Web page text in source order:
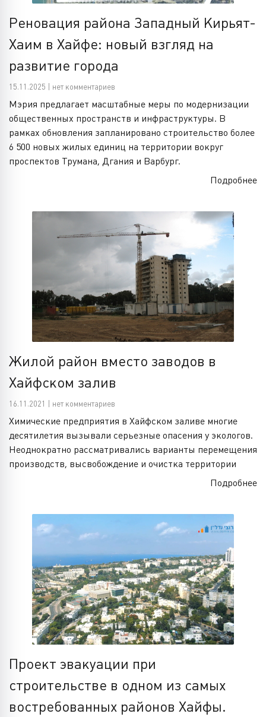
Реновация района Западный Кирьят-
Хаим в Хайфе: новый взгляд на
развитие города
15.11.2025 | нет комментариев
Мэрия предлагает масштабные меры по модернизации
общественных пространств и инфраструктуры. В
рамках обновления запланировано строительство более
6 500 новых жилых единиц на территории вокруг
проспектов Трумана, Дгания и Варбург.
Подробнее
Жилой район вместо заводов в
Хайфском залив
16.11.2021 | нет комментариев
Химические предприятия в Хайфском заливе многие
десятилетия вызывали серьезные опасения у экологов.
Неоднократно рассматривались варианты перемещения
производств, высвобождение и очистка территории
Подробнее
Проект эвакуации при
строительстве в одном из самых
востребованных районов Хайфы.